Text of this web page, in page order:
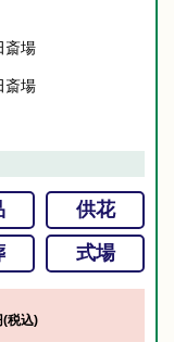
斎場
斎場
供花
式場
(税込)